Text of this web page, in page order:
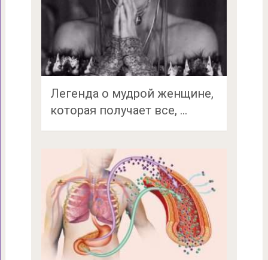
Легенда о мудрой женщине,
которая получает все, …